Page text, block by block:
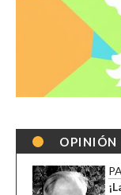
OPINIÓN